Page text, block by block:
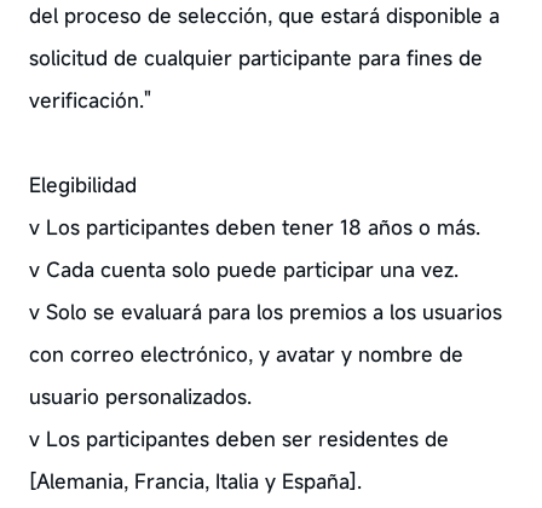
del proceso de selección, que estará disponible a
solicitud de cualquier participante para fines de
verificación."
Elegibilidad
v Los participantes deben tener 18 años o más.
v Cada cuenta solo puede participar una vez.
v Solo se evaluará para los premios a los usuarios
con correo electrónico, y avatar y nombre de
usuario personalizados.
v Los participantes deben ser residentes de
[Alemania, Francia, Italia y España].